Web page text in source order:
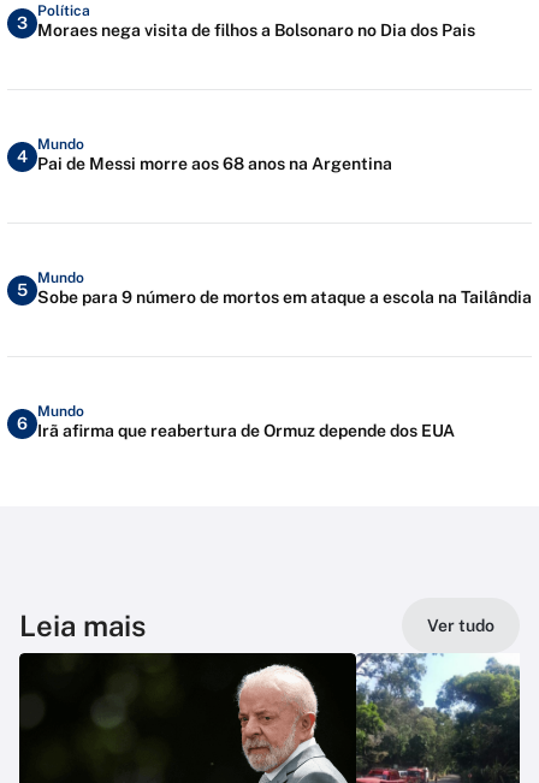
3
Política
Moraes nega visita de filhos a Bolsonaro no Dia dos Pais
4
Mundo
Pai de Messi morre aos 68 anos na Argentina
5
Mundo
Sobe para 9 número de mortos em ataque a escola na Tailândia
6
Mundo
Irã afirma que reabertura de Ormuz depende dos EUA
Leia mais Ver tudo